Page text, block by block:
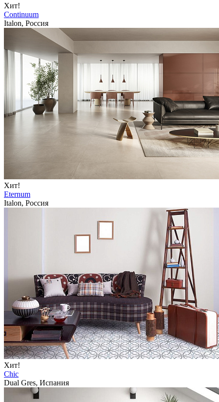
Хит!
Continuum
Italon, Россия
Хит!
Eternum
Italon, Россия
Хит!
Chic
Dual Gres, Испания